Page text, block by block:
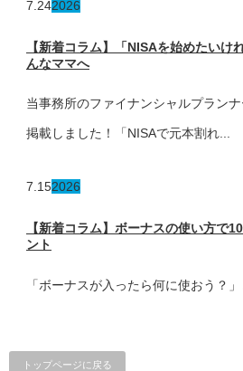
7.242026
【新着コラム】「NISAを始めたい
んなママへ
当事務所のファイナンシャルプラン
掲載しました！「NISAで元本割れ...
7.152026
【新着コラム】ボーナスの使い方で
ント
「ボーナスが入ったら何に使おう？
トップページに戻る